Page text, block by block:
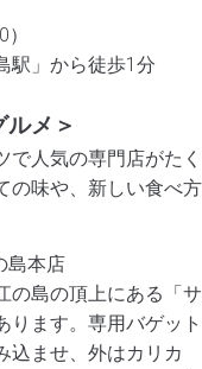
駅」から徒歩1分
メ＞
人気の専門店がたく
の味や、新しい食べ方
島本店
の島の頂上にある「サ
ります。専用バゲット
込ませ、外はカリカ